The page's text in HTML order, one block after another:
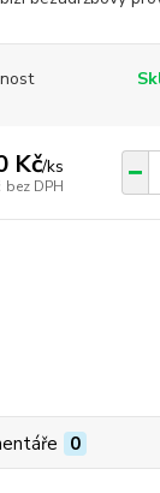
Kč/ks
bez DPH
0